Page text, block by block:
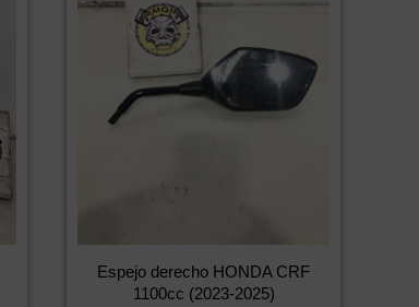
Espejo derecho HONDA CRF
1100cc (2023-2025)